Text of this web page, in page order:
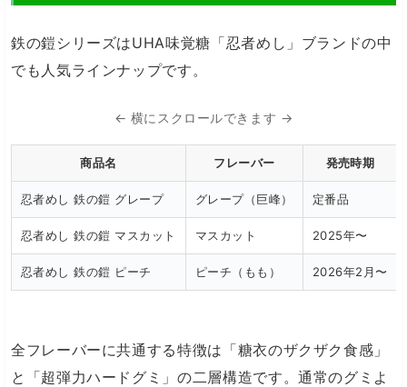
鉄の鎧シリーズはUHA味覚糖「忍者めし」ブランドの中
でも人気ラインナップです。
← 横にスクロールできます →
商品名 フレーバー 発売時期
忍者めし 鉄の鎧 グレープ グレープ（巨峰） 定番品
忍者めし 鉄の鎧 マスカット マスカット 2025年〜
忍者めし 鉄の鎧 ピーチ ピーチ（もも） 2026年2月〜
全フレーバーに共通する特徴は「糖衣のザクザク食感」
と「超弾力ハードグミ」の二層構造です。通常のグミよ